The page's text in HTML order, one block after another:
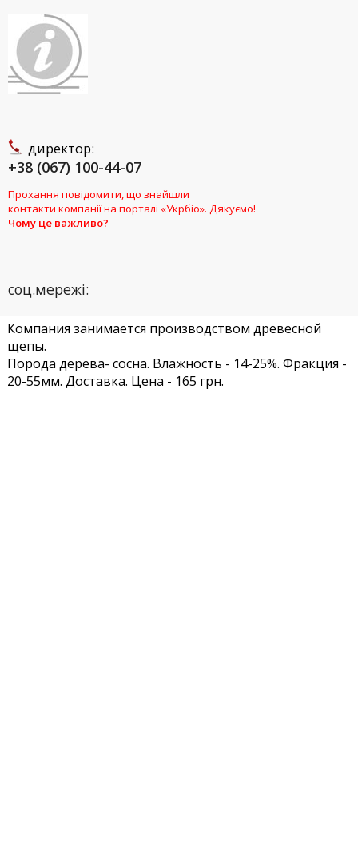
директор:
+38 (067) 100-44-07
Прохання повідомити, що знайшли
контакти компанії на порталі «Укрбіо». Дякуємо!
Чому це важливо?
соц.мережі:
Компания занимается производством древесной
щепы.
Порода дерева- сосна. Влажность - 14-25%. Фракция -
20-55мм. Доставка. Цена - 165 грн.